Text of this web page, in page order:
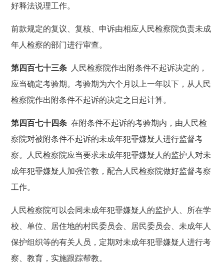
好释法说理工作。
前款规定的复议、复核、申诉由相应人民检察院负责未成
年人检察的部门进行审查。
第四百七十三条 人民检察院作出附条件不起诉决定的，
应当确定考验期。考验期为六个月以上一年以下，从人民
检察院作出附条件不起诉的决定之日起计算。
第四百七十四条 在附条件不起诉的考验期内，由人民检
察院对被附条件不起诉的未成年犯罪嫌疑人进行监督考
察。人民检察院应当要求未成年犯罪嫌疑人的监护人对未
成年犯罪嫌疑人加强管教，配合人民检察院做好监督考察
工作。
人民检察院可以会同未成年犯罪嫌疑人的监护人、所在学
校、单位、居住地的村民委员会、居民委员会、未成年人
保护组织等的有关人员，定期对未成年犯罪嫌疑人进行考
察、教育，实施跟踪帮教。